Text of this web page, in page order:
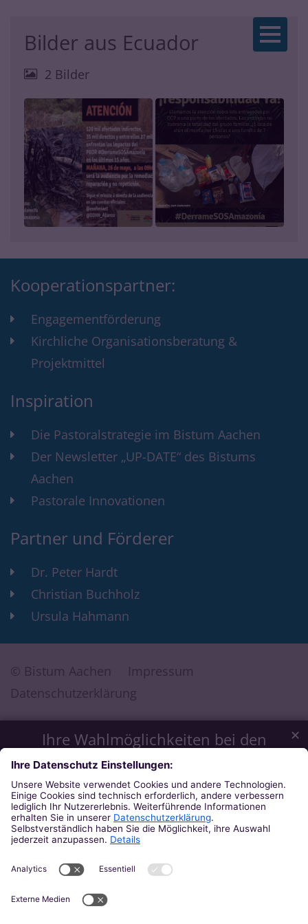
Ihre Wahlmöglichkeiten bei den
Einstellungen zum Datenschutz
Wir möchten Ihnen ein optimales Webseiten-Erlebnis bieten.
Dazu verwenden wir Cookies, die für das Funktionieren
unserer Website notwendig sind. Mit Ihrer Zustimmung
verwenden wir auch Cookies und andere Technologien, die
zur Anzeige externer Inhalte (Videos über Youtube, Audios
über Soundcloud, Karten über MapTiler ...) oder zu
selbst entscheiden, welche Kategorien Sie zulassen möchten.
Bitte beachten Sie, dass auf Basis Ihrer Einstellungen
womöglich nicht mehr alle Funktionalitäten der Seite zur
Verfügung stehen. Weitere Informationen und die Möglichkeit
✕
Bilder aus Ecuador
2 Bilder
Kooperationspartner:
Engagementförderung
Kirchliche Organisationsberatung &
Projektmittel
Inspiration
Die Pastoralstrategie im Bistum Aachen
Der Newsletter „UP-DATE“ des Bistums
Aachen
Pastorale Innovationen
Partner und Förderer
Dr. Peter Hardt
Christian Buchholz
Ursula Hahmann
© Bistum Aachen
Impressum
Datenschutzerklärung